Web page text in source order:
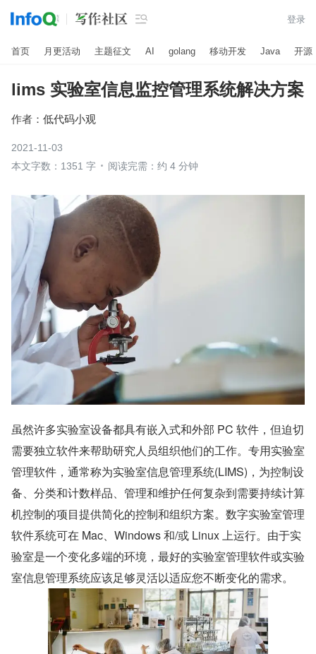
 登录
首页 月更活动 主题征文 AI golang 移动开发 Java 开源
lims 实验室信息监控管理系统解决方案
作者： 低代码小观
2021-11-03
本文字数：1351 字
阅读完需：约 4 分钟
虽然许多实验室设备都具有嵌入式和外部 PC 软件，但迫切
需要独立软件来帮助研究人员组织他们的工作。专用实验室
管理软件，通常称为实验室信息管理系统(LIMS)，为控制设
备、分类和计数样品、管理和维护任何复杂到需要持续计算
机控制的项目提供简化的控制和组织方案。数字实验室管理
软件系统可在 Mac、Windows 和/或 Linux 上运行。由于实
验室是一个变化多端的环境，最好的实验室管理软件或实验
室信息管理系统应该足够灵活以适应您不断变化的需求。